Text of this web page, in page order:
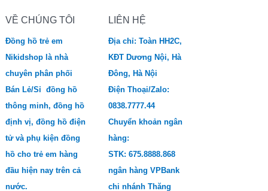
VỀ CHÚNG TÔI
Đồng hồ trẻ em
Nikidshop là nhà
chuyên phân phối
Bán Lẻ/Sỉ đồng hồ
thông minh, đồng hồ
định vị, đồng hồ điện
tử và phụ kiện đồng
hồ cho trẻ em hàng
đầu hiện nay trên cả
nước.
LIÊN HỆ
Địa chỉ: Toàn HH2C,
KĐT Dương Nội, Hà
Đông, Hà Nội
Điện Thoại/Zalo:
0838.7777.44
Chuyển khoản ngân
hàng:
STK: 675.8888.868
ngân hàng VPBank
chi nhánh Thăng